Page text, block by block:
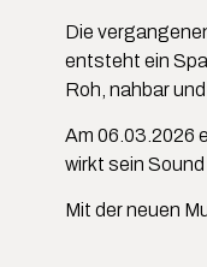
Die
entsteht ein
Roh, nahbar
Am 06.03.2026
wirkt sein
Mit der neuen